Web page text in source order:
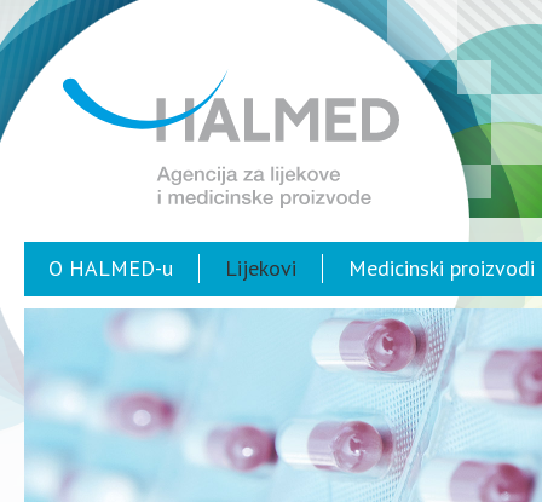
O HALMED-u Lijekovi Medicinski proizvodi